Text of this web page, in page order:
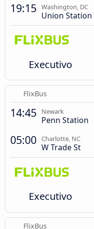
19:15 Washington, DC
Union Station
Executivo
FlixBus
14:45 Newark
Penn Station
05:00 Charlotte, NC
W Trade St
Executivo
FlixBus